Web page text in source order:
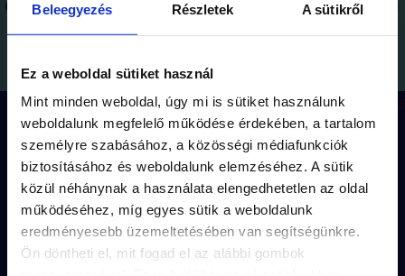
Beleegyezés Részletek A sütikről
Ez a weboldal sütiket használ
Mint minden weboldal, úgy mi is sütiket használunk
weboldalunk megfelelő működése érdekében, a tartalom
személyre szabásához, a közösségi médiafunkciók
biztosításához és weboldalunk elemzéséhez. A sütik
közül néhánynak a használata elengedhetetlen az oldal
működéséhez, míg egyes sütik a weboldalunk
eredményesebb üzemeltetésében van segítségünkre.
Ön döntheti el, mit fogad el az alábbi gombok
Hogyan működik a játék?
Minden küldetésnekegyedi útvonala
1.5 km séta) éskerettörténetevan.